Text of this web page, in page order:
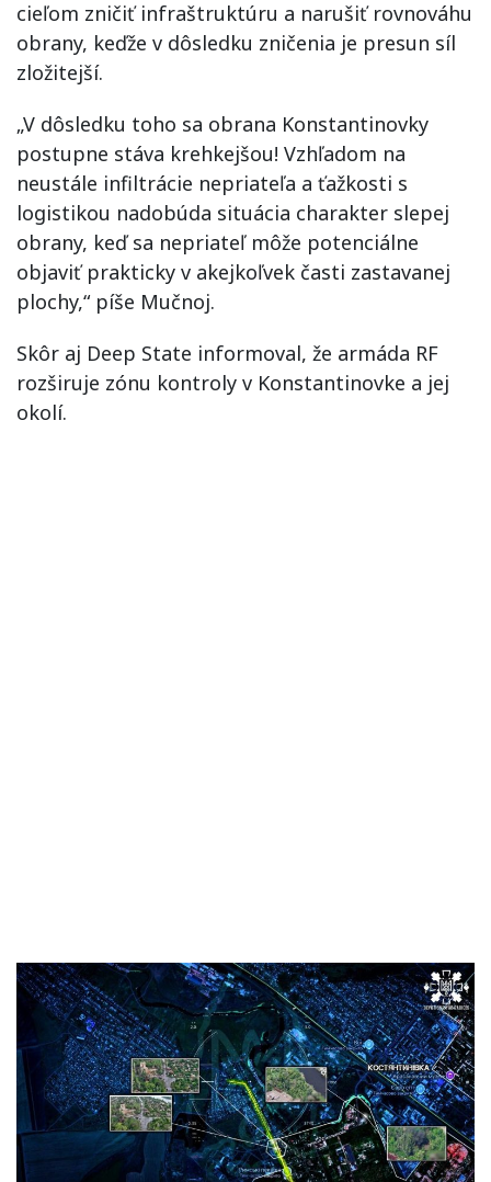
cieľom zničiť infraštruktúru a narušiť rovnováhu
obrany, keďže v dôsledku zničenia je presun síl
zložitejší.
„V dôsledku toho sa obrana Konstantinovky
postupne stáva krehkejšou! Vzhľadom na
neustále infiltrácie nepriateľa a ťažkosti s
logistikou nadobúda situácia charakter slepej
obrany, keď sa nepriateľ môže potenciálne
objaviť prakticky v akejkoľvek časti zastavanej
plochy,“ píše Mučnoj.
Skôr aj Deep State informoval, že armáda RF
rozširuje zónu kontroly v Konstantinovke a jej
okolí.